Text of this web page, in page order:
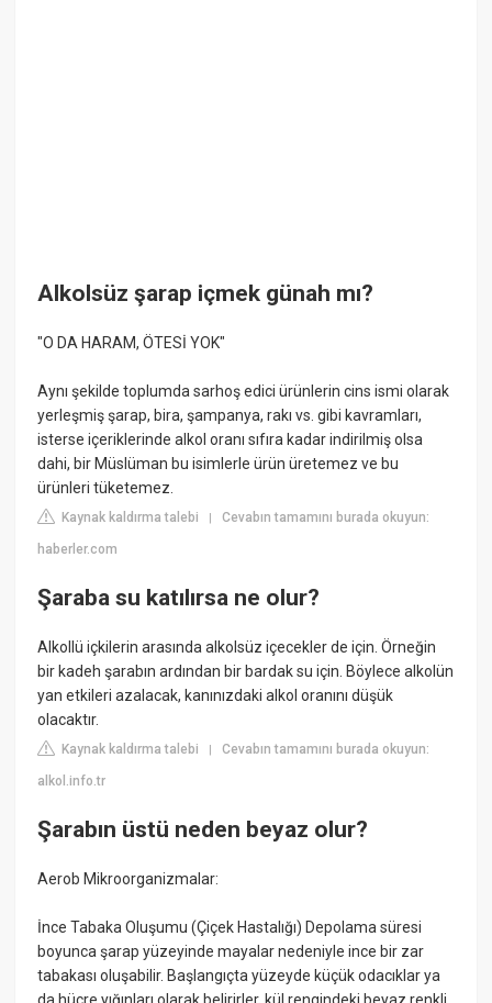
Alkolsüz şarap içmek günah mı?
"O DA HARAM, ÖTESİ YOK"
Aynı şekilde toplumda sarhoş edici ürünlerin cins ismi olarak
yerleşmiş şarap, bira, şampanya, rakı vs. gibi kavramları,
isterse içeriklerinde alkol oranı sıfıra kadar indirilmiş olsa
dahi, bir Müslüman bu isimlerle ürün üretemez ve bu
ürünleri tüketemez.
Kaynak kaldırma talebi |Cevabın tamamını burada okuyun:
haberler.com
Şaraba su katılırsa ne olur?
Alkollü içkilerin arasında alkolsüz içecekler de için. Örneğin
bir kadeh şarabın ardından bir bardak su için. Böylece alkolün
yan etkileri azalacak, kanınızdaki alkol oranını düşük
olacaktır.
Kaynak kaldırma talebi |Cevabın tamamını burada okuyun:
alkol.info.tr
Şarabın üstü neden beyaz olur?
Aerob Mikroorganizmalar:
İnce Tabaka Oluşumu (Çiçek Hastalığı) Depolama süresi
boyunca şarap yüzeyinde mayalar nedeniyle ince bir zar
tabakası oluşabilir. Başlangıçta yüzeyde küçük odacıklar ya